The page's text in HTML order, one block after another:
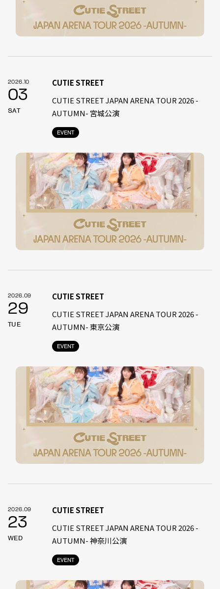
2026.10
03
SAT
EVENT
CUTIE STREET
CUTIE STREET JAPAN ARENA TOUR 2026 -
AUTUMN- 宮城公演
2026.09
29
TUE
EVENT
CUTIE STREET
CUTIE STREET JAPAN ARENA TOUR 2026 -
AUTUMN- 東京公演
2026.09
23
WED
EVENT
CUTIE STREET
CUTIE STREET JAPAN ARENA TOUR 2026 -
AUTUMN- 神奈川公演